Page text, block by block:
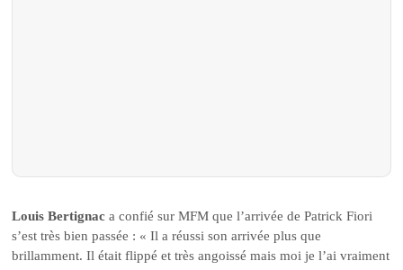
Louis Bertignac a confié sur MFM que l’arrivée de Patrick Fiori
s’est très bien passée : « Il a réussi son arrivée plus que
brillamment. Il était flippé et très angoissé mais moi je l’ai vraiment